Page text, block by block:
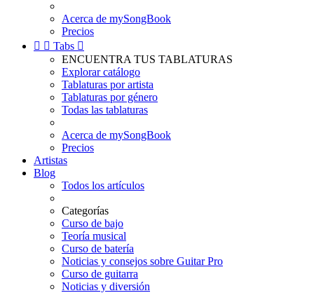
Acerca de mySongBook
Precios
  Tabs 
ENCUENTRA TUS TABLATURAS
Explorar catálogo
Tablaturas por artista
Tablaturas por género
Todas las tablaturas
Acerca de mySongBook
Precios
Artistas
Blog
Todos los artículos
Categorías
Curso de bajo
Teoría musical
Curso de batería
Noticias y consejos sobre Guitar Pro
Curso de guitarra
Noticias y diversión